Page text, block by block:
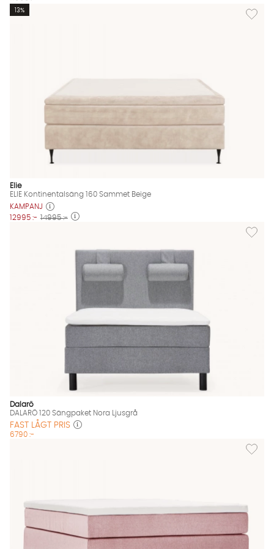
Lägg
13%
Elie
ELIE Kontinentalsäng 160 Sammet Beige
KAMPANJ
12995 :- 14995 :-
Lägg
Dalarö
DALARÖ 120 Sängpaket Nora Ljusgrå
FAST LÅGT PRIS
6790 :-
Lägg